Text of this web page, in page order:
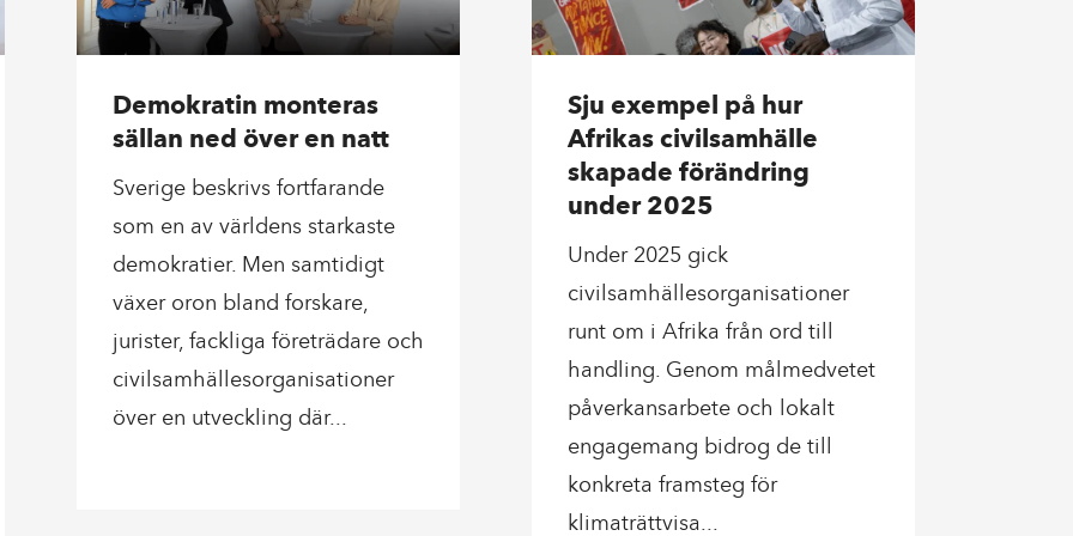
Demokratin monteras
sällan ned över en natt
Sverige beskrivs fortfarande
som en av världens starkaste
demokratier. Men samtidigt
växer oron bland forskare,
jurister, fackliga företrädare och
civilsamhällesorganisationer
över en utveckling där...
Sju exempel på hur
Afrikas civilsamhälle
skapade förändring
under 2025
Under 2025 gick
civilsamhällesorganisationer
runt om i Afrika från ord till
handling. Genom målmedvetet
påverkansarbete och lokalt
engagemang bidrog de till
konkreta framsteg för
klimaträttvisa...